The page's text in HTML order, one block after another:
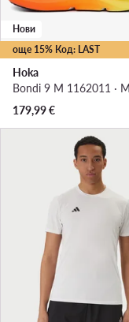
още 15% Код: LAST
Нови
Hoka
179,99€